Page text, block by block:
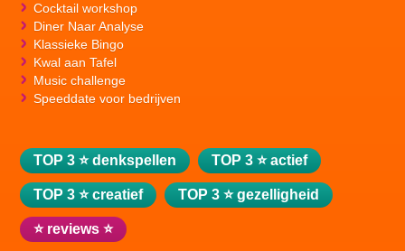
Cocktail workshop
Diner Naar Analyse
Klassieke Bingo
Kwal aan Tafel
Music challenge
Speeddate voor bedrijven
TOP 3 ⭐ denkspellen TOP 3 ⭐ actief
TOP 3 ⭐ creatief TOP 3 ⭐ gezelligheid
⭐ reviews ⭐